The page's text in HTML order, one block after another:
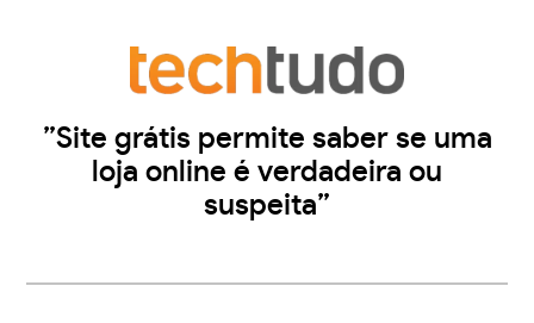
”Site grátis permite saber se uma
loja online é verdadeira ou
suspeita”